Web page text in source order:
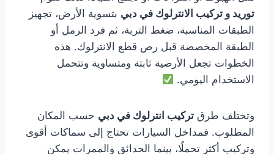
توريد و تركيب الانترلوك في دبي بتسوية الأرض، تجهيز
الطبقات المناسبة، ضغط التربة، ثم فرد الرمل أو
الطبقة المخصصة قبل رص قطع الانترلوك. هذه
الخطوات تجعل الأرضية ثابتة ومتساوية وتتحمل
الاستخدام اليومي.
وتختلف طرق تركيب انترلوك في دبي حسب المكان
المطلوب. فمداخل السيارات تحتاج إلى سماكات أقوى
وتركيب أكثر تحملًا، بينما الحدائق والممرات يمكن